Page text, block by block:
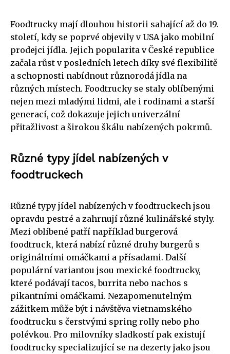
Foodtrucky mají dlouhou historii sahající až do 19.
století, kdy se poprvé objevily v USA jako mobilní
prodejci jídla. Jejich popularita v České republice
začala růst v posledních letech díky své flexibilitě
a schopnosti nabídnout různorodá jídla na
různých místech. Foodtrucky se staly oblíbenými
nejen mezi mladými lidmi, ale i rodinami a starší
generací, což dokazuje jejich univerzální
přitažlivost a širokou škálu nabízených pokrmů.
Různé typy jídel nabízených v
foodtruckech
Různé typy jídel nabízených v foodtruckech jsou
opravdu pestré a zahrnují různé kulinářské styly.
Mezi oblíbené patří například burgerová
foodtruck, která nabízí různé druhy burgerů s
originálními omáčkami a přísadami. Další
populární variantou jsou mexické foodtrucky,
které podávají tacos, burrita nebo nachos s
pikantními omáčkami. Nezapomenutelným
zážitkem může být i návštěva vietnamského
foodtrucku s čerstvými spring rolly nebo pho
polévkou. Pro milovníky sladkostí pak existují
foodtrucky specializující se na dezerty jako jsou